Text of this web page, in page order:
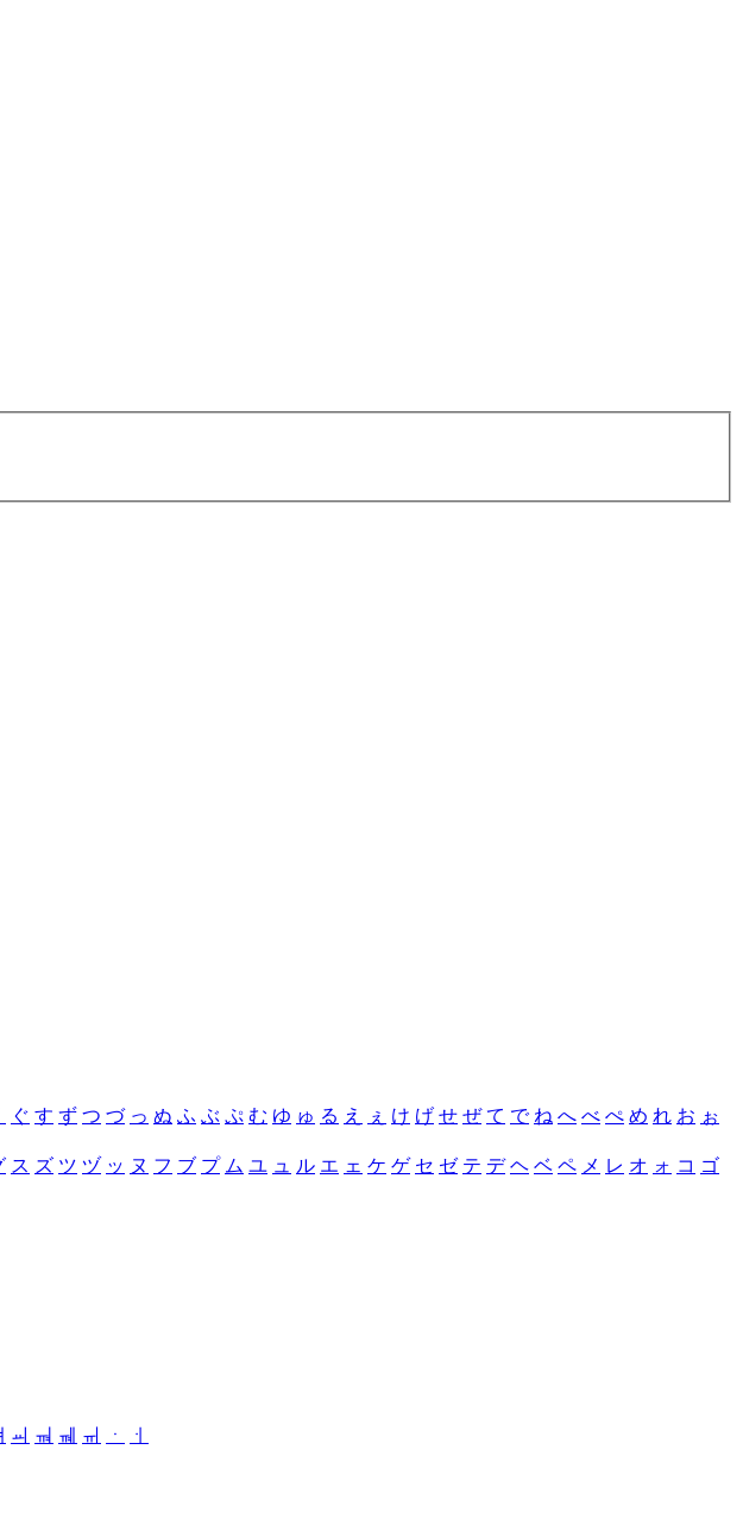
ぐ す ず つ づ っ ぬ ふ ぶ ぷ む ゆ ゅ る え ぇ け げ せ ぜ て で ね へ べ ぺ め れ お ぉ
ス ズ ツ ヅ ッ ヌ フ ブ プ ム ユ ュ ル エ ェ ケ ゲ セ ゼ テ デ ヘ ベ ペ メ レ オ ォ コ ゴ
ㆉ ㆊ ㆋ ㆌ ㆍ
ㆎ